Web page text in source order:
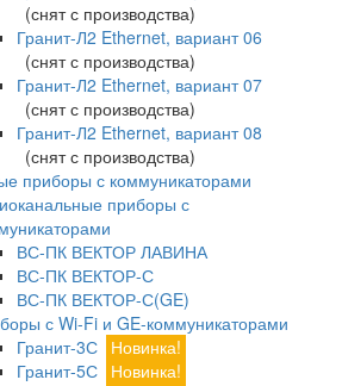
(снят с производства)
Гранит-Л2 Ethernet, вариант 06
(снят с производства)
Гранит-Л2 Ethernet, вариант 07
(снят с производства)
Гранит-Л2 Ethernet, вариант 08
(снят с производства)
приборы с коммуникаторами
приборы с
ВС-ПК ВЕКТОР ЛАВИНА
ВС-ПК ВЕКТОР-С
ВС-ПК ВЕКТОР-С(GE)
с Wi-Fi и GE-коммуникаторами
Гранит-3С Новинка!
Гранит-5С Новинка!